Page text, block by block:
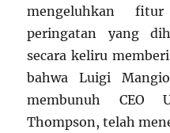
mengeluhkan
peringatan yang
secara keliru
bahwa Luigi
membunuh CEO
Thompson, telah